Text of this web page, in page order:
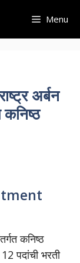
Menu
अर्बन
कनिष्ठ
पदांची भरती